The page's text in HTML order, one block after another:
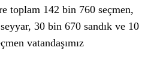
toplam 142 bin 760 seçmen,
30 bin 670 sandık ve 10
vatandaşımız